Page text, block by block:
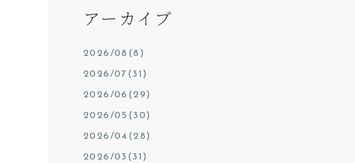
アーカイブ
2026/08(8)
2026/07(31)
2026/06(29)
2026/05(30)
2026/04(28)
2026/03(31)